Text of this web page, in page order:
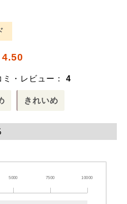
4.50
ミ・レビュー： 4
きれいめ
5000 7500 10000